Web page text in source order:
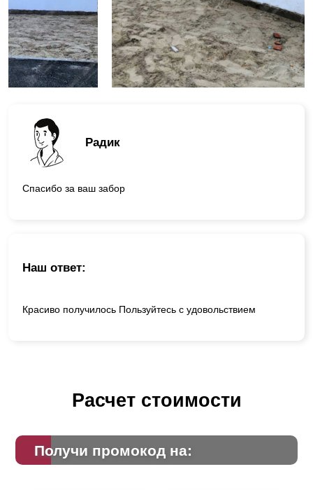
Радик
Спасибо за ваш забор
Наш ответ:
Красиво получилось Пользуйтесь с удовольствием
Расчет стоимости
Получи промокод на: